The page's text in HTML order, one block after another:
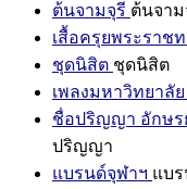
ต้นจามจุรี ต้นจาม
เสื้อครุยพระราช
ชุดนิสิต ชุดนิสิต
เพลงมหาวิทยาลัย
ชื่อปริญญา อักษ
ปริญญา
แบรนด์จุฬาฯ แบ